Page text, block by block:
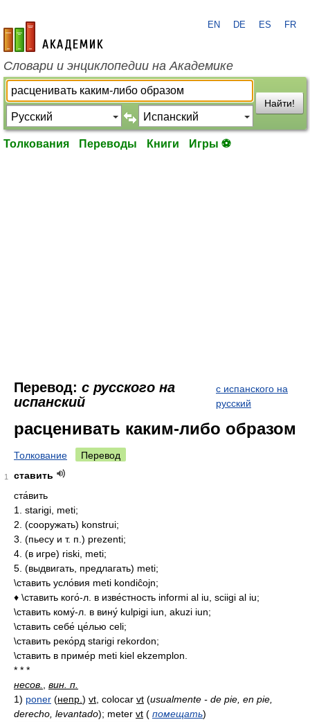
academic.ru
EN DE ES FR
Словари и энциклопедии на Академике
Найти!
Толкования Переводы Книги Игры ⚽
Перевод: с русского на
испанский
с испанского на
русский
расценивать каким-либо образом
Толкование Перевод
1
ставить
ста́вить
1. starigi, meti;
2. (сооружать) konstrui;
3. (пьесу и т. п.) prezenti;
4. (в игре) riski, meti;
5. (выдвигать, предлагать) meti;
\ставить усло́вия meti kondiĉojn;
♦ \ставить кого́-л. в изве́стность informi al iu, sciigi al iu;
\ставить кому́-л. в вину́ kulpigi iun, akuzi iun;
\ставить себе́ це́лью celi;
\ставить реко́рд starigi rekordon;
\ставить в приме́р meti kiel ekzemplon.
* * *
несов.
вин. п.
1) poner (непр. ) vt , colocar vt (usualmente - de pie, en pie,
derecho, levantado); meter vt ( помещать)